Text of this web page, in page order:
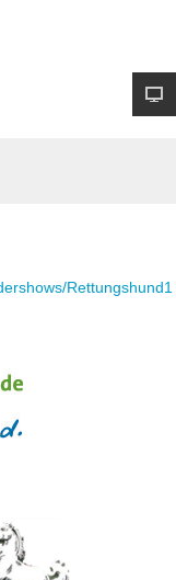
Rettungshund1